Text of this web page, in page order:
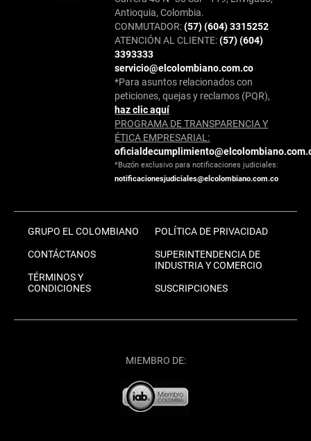
Antioquia, Colombia.
CONMUTADOR:(57) (604) 3315252
ATENCIÓN AL CLIENTE:(57) (604)
3393333
servicio@elcolombiano.com.co
*Para asuntos relacionados con
peticiones, quejas y reclamos (PQR),
haz clic aquí
PROGRAMA DE TRANSPARENCIA Y
ÉTICA EMPRESARIAL:
*Buzón exclusivo para notificaciones judiciales:
notificacionesjudiciales@elcolombiano.com.co
GRUPO EL COLOMBIANO
CONTÁCTANOS
TÉRMINOS Y
CONDICIONES
POLÍTICA DE PRIVACIDAD
SUPERINTENDENCIA DE
INDUSTRIA Y COMERCIO
SUSCRIPCIONES
MIEMBRO DE: